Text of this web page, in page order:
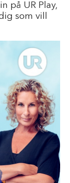
på UR Play,
som vill